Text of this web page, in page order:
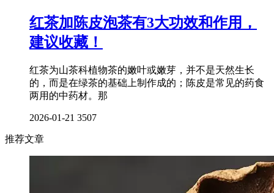
红茶加陈皮泡茶有3大功效和作用，
建议收藏！
红茶为山茶科植物茶的嫩叶或嫩芽，并不是天然生长
的，而是在绿茶的基础上制作成的；陈皮是常见的药食
两用的中药材。那
2026-01-21 3507
推荐文章